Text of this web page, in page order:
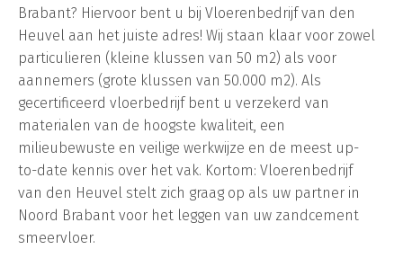
Brabant? Hiervoor bent u bij Vloerenbedrijf van den
Heuvel aan het juiste adres! Wij staan klaar voor zowel
particulieren (kleine klussen van 50 m2) als voor
aannemers (grote klussen van 50.000 m2). Als
gecertificeerd vloerbedrijf bent u verzekerd van
materialen van de hoogste kwaliteit, een
milieubewuste en veilige werkwijze en de meest up-
to-date kennis over het vak. Kortom: Vloerenbedrijf
van den Heuvel stelt zich graag op als uw partner in
Noord Brabant voor het leggen van uw zandcement
smeervloer.